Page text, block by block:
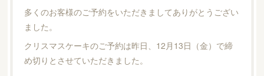
多くのお客様のご予約をいただきましてありがとうござい
ました。
クリスマスケーキのご予約は昨日、12月13日（金）で締
め切りとさせていただきました。